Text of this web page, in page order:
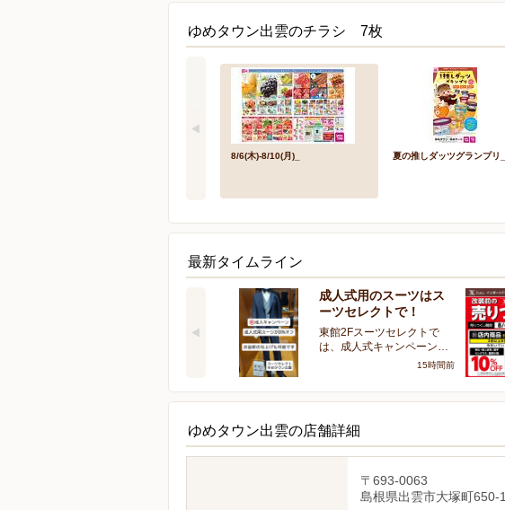
ゆめタウン出雲のチラシ 7枚
8/6(木)-8/10(月)_ 夏の推しダッツグランプリ_
最新タイムライン
成人式用のスーツはス
ーツセレクトで！
東館2Fスーツセレクトで
は、成人式キャンペーン…
15時間前
ゆめタウン出雲の店舗詳細
〒693-0063
島根県出雲市大塚町650-1